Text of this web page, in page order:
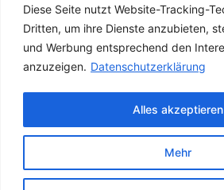
Diese Seite nutzt Website-Tracking-
Dritten, um ihre Dienste anzubieten,
und Werbung entsprechend den
anzuzeigen. Datenschutzerklärung
Mehr
Alles akzeptieren
Suchen
nach:
Copyright © 2026 Verband